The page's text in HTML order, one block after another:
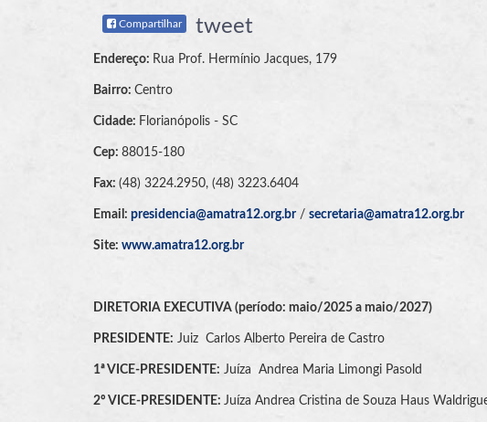
Compartilhar tweet
Endereço: Rua Prof. Hermínio Jacques, 179
Bairro: Centro
Cidade: Florianópolis - SC
Cep: 88015-180
Fax: (48) 3224.2950, (48) 3223.6404
Email: presidencia@amatra12.org.br/ secretaria@amatra12.org.br
Site: www.amatra12.org.br
DIRETORIA EXECUTIVA (período: maio/2025 a maio/2027)
PRESIDENTE: Juiz Carlos Alberto Pereira de Castro
1ª VICE-PRESIDENTE: Juíza Andrea Maria Limongi Pasold
2º VICE-PRESIDENTE: Juíza Andrea Cristina de Souza Haus